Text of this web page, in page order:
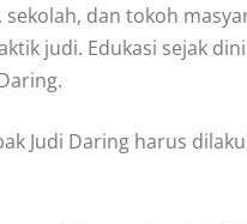
dan tokoh
judi. Edukasi sejak
Judi Daring harus